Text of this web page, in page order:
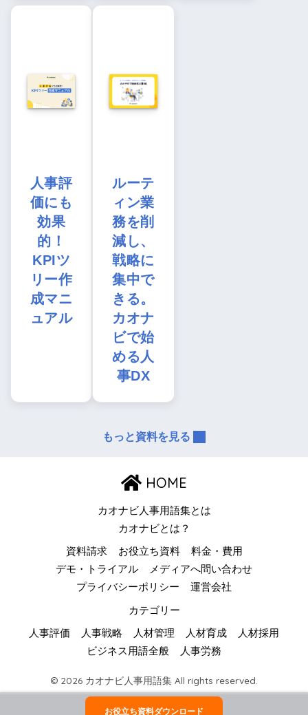
人事評
価にも
効果
的！
KPIツ
リー作
成マニ
ュアル
ルーテ
ィン業
務を削
減し、
戦略に
集中で
きる。
カオナ
ビで始
める人
事DX
もっと資料を見る
HOME
カオナビ人事用語集とは
カオナビとは？
資料請求 お役立ち資料
料金・費用
デモ・トライアル
メディアへ問い合わせ
プライバシーポリシー
運営会社
カテゴリー
人事評価 人事戦略 人材管理 人材育成
人材採用
ビジネス用語全般
人事労務
© 2026 カオナビ人事用語集 All rights reserved.
お役立ち資料ダウンロード